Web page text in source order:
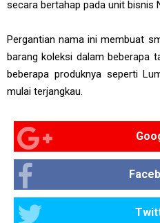
secara bertahap pada unit bisnis
Pergantian nama ini membuat
barang koleksi dalam beberapa
beberapa produknya seperti
mulai terjangkau.